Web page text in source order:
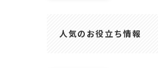
人気のお役立ち情報